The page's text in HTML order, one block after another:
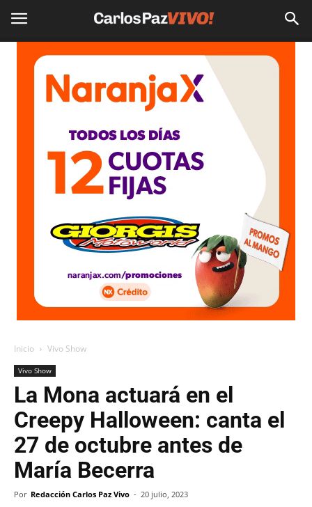
Inicio Vivo Show
Vivo Show
La Mona actuará en el
Creepy Halloween: canta el
27 de octubre antes de
María Becerra
Por Redacción Carlos Paz Vivo - 20 julio, 2023